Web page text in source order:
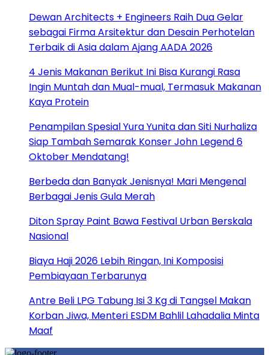
Dewan Architects + Engineers Raih Dua Gelar
sebagai Firma Arsitektur dan Desain Perhotelan
Terbaik di Asia dalam Ajang AADA 2026
4 Jenis Makanan Berikut Ini Bisa Kurangi Rasa
Ingin Muntah dan Mual-mual, Termasuk Makanan
Kaya Protein
Penampilan Spesial Yura Yunita dan Siti Nurhaliza
Siap Tambah Semarak Konser John Legend 6
Oktober Mendatang!
Berbeda dan Banyak Jenisnya! Mari Mengenal
Berbagai Jenis Gula Merah
Diton Spray Paint Bawa Festival Urban Berskala
Nasional
Biaya Haji 2026 Lebih Ringan, Ini Komposisi
Pembiayaan Terbarunya
Antre Beli LPG Tabung Isi 3 Kg di Tangsel Makan
Korban Jiwa, Menteri ESDM Bahlil Lahadalia Minta
Maaf